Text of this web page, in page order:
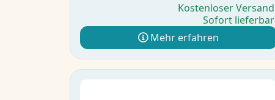
Kostenloser Versand
Sofort lieferbar
Mehr erfahren